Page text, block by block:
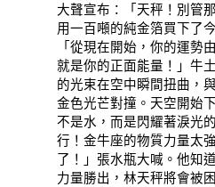
大聲宣布：「天秤！別管
用一百噸的純金箔買下了
「從現在開始，你的運勢
就是你的正面能量！」牛
的光束在空中瞬間扭曲，
金色光芒對撞。天空開始
不是水，而是閃耀著淚光
行！金牛座的物質力量太
了！」張水瓶大喊。他知
力量勝出，林天秤將會被